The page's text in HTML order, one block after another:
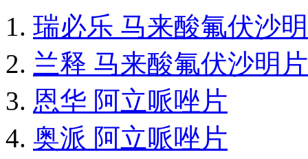
瑞必乐 马来酸氟伏沙
兰释 马来酸氟伏沙明片
恩华 阿立哌唑片
奥派 阿立哌唑片